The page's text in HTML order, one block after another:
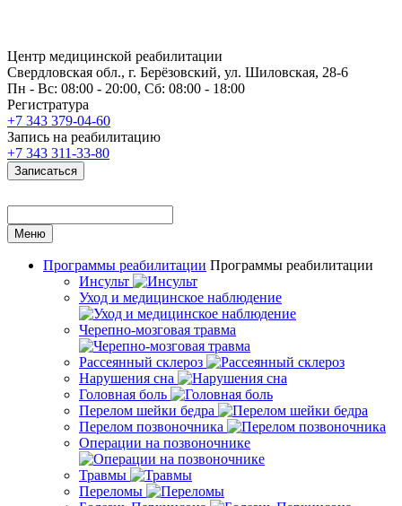
Центр медицинской реабилитации
Свердловская обл., г. Берёзовский, ул. Шиловская, 28-6
Пн - Вс: 08:00 - 20:00, Сб: 08:00 - 18:00
Регистратура
+7 343 379-04-60
Запись на реабилитацию
+7 343 311-33-80
Записаться
Меню
Программы реабилитации Программы реабилитации
Инсульт
Уход и медицинское наблюдение
Черепно-мозговая травма
Рассеянный склероз
Нарушения сна
Головная боль
Перелом шейки бедра
Перелом позвоночника
Операции на позвоночнике
Травмы
Переломы